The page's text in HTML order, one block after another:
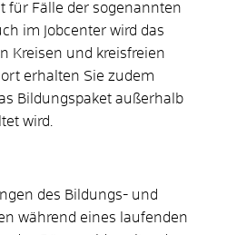
für Fälle der sogenannten
im Jobcenter wird das
Kreisen und kreisfreien
erhalten Sie zudem
Bildungspaket außerhalb
wird.
des Bildungs- und
während eines laufenden